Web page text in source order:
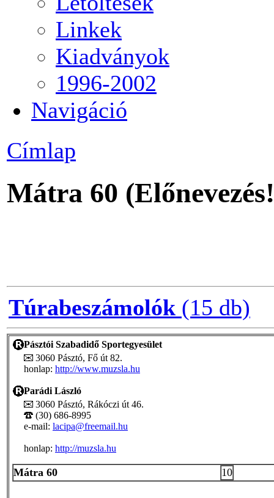
Linkek
Kiadványok
1996-2002
Navigáció
Címlap
Mátra 60
Túrabeszámolók (15 db)
Pásztói Szabadidő Sportegyesület
3060 Pásztó, Fő út 82.
honlap: http://www.muzsla.hu
Parádi László
3060 Pásztó, Rákóczi út 46.
(30) 686-8995
e-mail: lacipa@freemail.hu
honlap: http://muzsla.hu
Mátra 60 10